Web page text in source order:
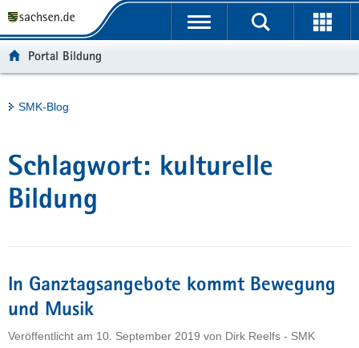
t
e
r
g
r
e
n
e
u
h
a
l
t
e
v
e
Portalübergreifende
Portal Bildung
Hauptinhalt
SMK-Blog
Schlagwort: kulturelle
Bildung
In Ganztagsangebote kommt Bewegung
und Musik
Veröffentlicht am 10. September 2019 von Dirk Reelfs - SMK